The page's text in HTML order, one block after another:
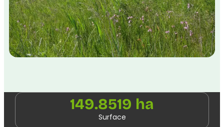
149.8519 ha
Surface